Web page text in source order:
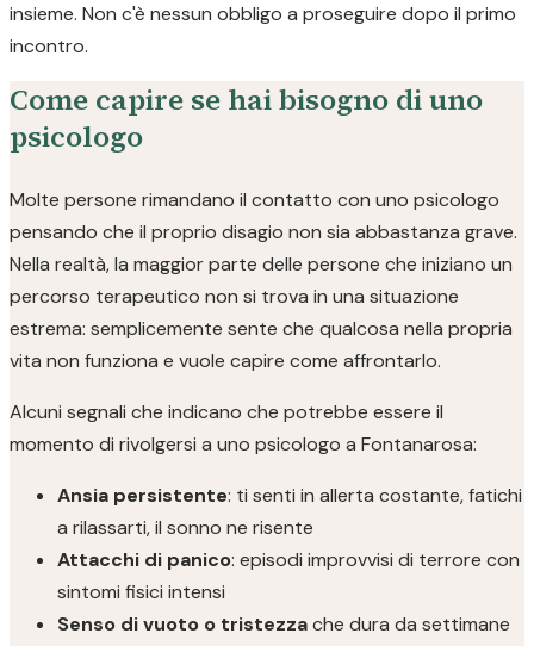
insieme. Non c'è nessun obbligo a proseguire dopo il primo
incontro.
Come capire se hai bisogno di uno
psicologo
Molte persone rimandano il contatto con uno psicologo
pensando che il proprio disagio non sia abbastanza grave.
Nella realtà, la maggior parte delle persone che iniziano un
percorso terapeutico non si trova in una situazione
estrema: semplicemente sente che qualcosa nella propria
vita non funziona e vuole capire come affrontarlo.
Alcuni segnali che indicano che potrebbe essere il
momento di rivolgersi a uno psicologo a Fontanarosa:
Ansia persistente: ti senti in allerta costante, fatichi
a rilassarti, il sonno ne risente
Attacchi di panico: episodi improvvisi di terrore con
sintomi fisici intensi
Senso di vuoto o tristezzache dura da settimane